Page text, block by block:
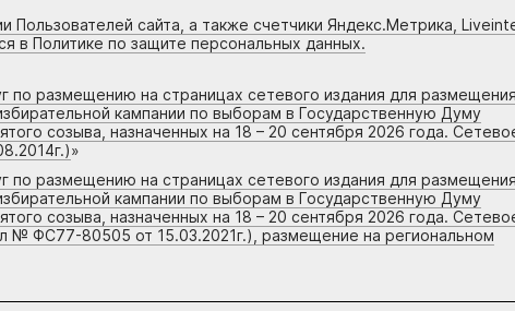
Пользователей сайта, а также счетчики Яндекс.Метрика,
в Политике по защите персональных данных.
по размещению на страницах сетевого издания для размещения
кампании по выборам в Государственную Думу
созыва, назначенных на 18 – 20 сентября 2026 года.
»
по размещению на страницах сетевого издания для размещения
кампании по выборам в Государственную Думу
созыва, назначенных на 18 – 20 сентября 2026 года.
№ ФС77-80505 от 15.03.2021г.), размещение на региональном